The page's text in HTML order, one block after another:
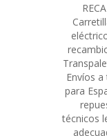
Envíos
para
técnicos